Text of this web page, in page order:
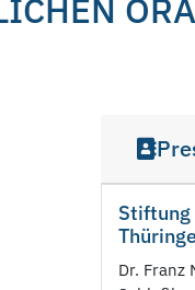
Stiftung
Dr. Franz